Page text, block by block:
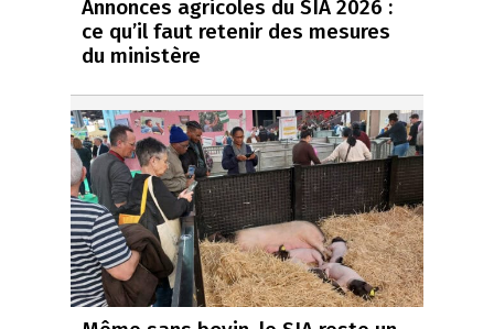
Annonces agricoles du SIA 2026 :
ce qu’il faut retenir des mesures
du ministère